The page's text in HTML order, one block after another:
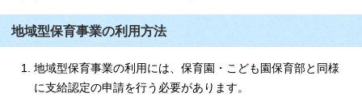
地域型保育事業の利用方法
地域型保育事業の利用には、保育園・こども園保育部と同様
に支給認定の申請を行う必要があります。